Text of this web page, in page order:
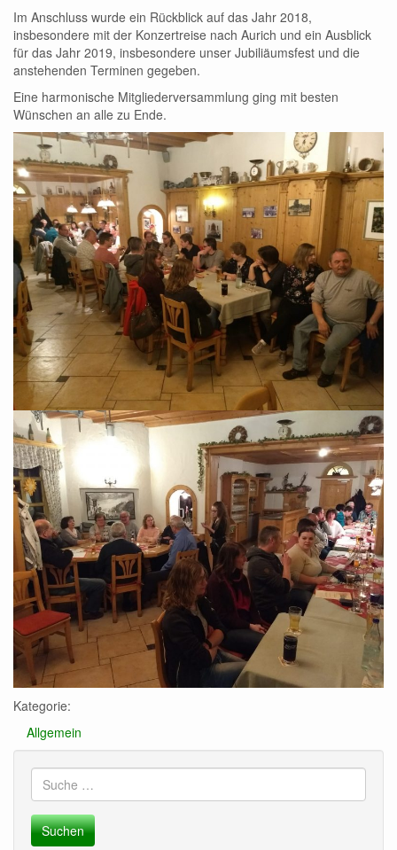
Im Anschluss wurde ein Rückblick auf das Jahr 2018,
insbesondere mit der Konzertreise nach Aurich und ein Ausblick
für das Jahr 2019, insbesondere unser Jubiliäumsfest und die
anstehenden Terminen gegeben.
Eine harmonische Mitgliederversammlung ging mit besten
Wünschen an alle zu Ende.
Kategorie:
Allgemein
Suche
nach: